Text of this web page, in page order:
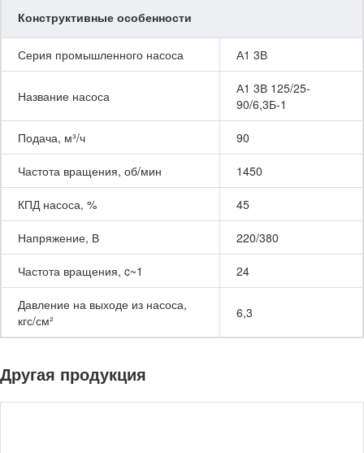
Конструктивные особенности
Серия промышленного насоса А1 3В
Название насоса
А1 3В 125/25-
90/6,3Б-1
Подача, м³/ч 90
Частота вращения, об/мин 1450
КПД насоса, % 45
Напряжение, В 220/380
Частота вращения, c~1 24
Давление на выходе из насоса,
кгс/см²
6,3
Другая продукция